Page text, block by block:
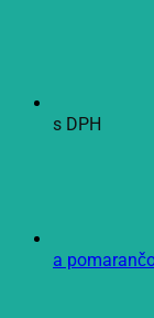
s DPH
a